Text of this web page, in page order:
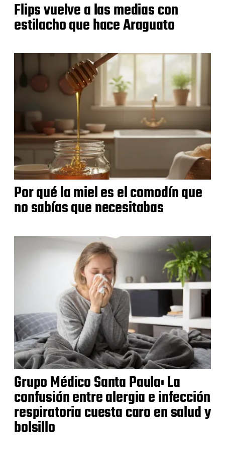
Flips vuelve a las medias con
estilacho que hace Araguato
Por qué la miel es el comodín que
no sabías que necesitabas
Grupo Médico Santa Paula: La
confusión entre alergia e infección
respiratoria cuesta caro en salud y
bolsillo